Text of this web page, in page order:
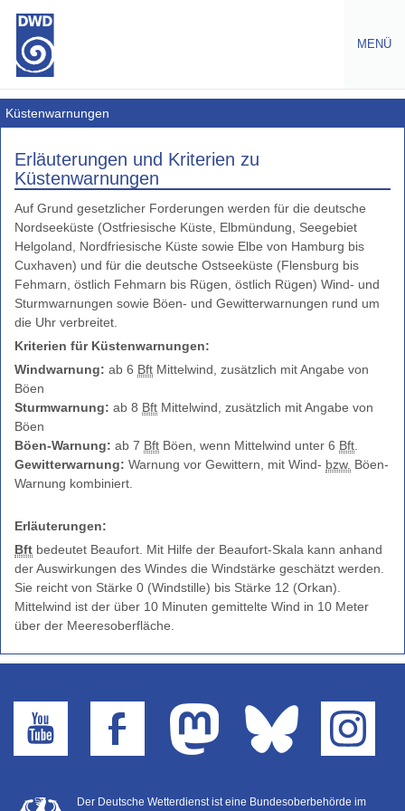
MENÜ
Warnungen
Amtliche
Warnungen
Europa
Gefahrenindizes
Gesundheit
Gefahrenindizes
-
(Wald-,
Grasbrand)
Warnindizes
Landwirtschaft
Farbskala
Unwetterwarnkriterien
Wetterwarnkriterien
Küstenwarnungen
Hitze-
und
UV-
Warnungen
Windwarnskala
Hochwasserzentralen
Partner
Küstenwarnungen
Erläuterungen und Kriterien zu
Küstenwarnungen
Auf Grund gesetzlicher Forderungen werden für die deutsche
Nordseeküste (Ostfriesische Küste, Elbmündung, Seegebiet
Helgoland, Nordfriesische Küste sowie Elbe von Hamburg bis
Cuxhaven) und für die deutsche Ostseeküste (Flensburg bis
Fehmarn, östlich Fehmarn bis Rügen, östlich Rügen) Wind- und
Sturmwarnungen sowie Böen- und Gewitterwarnungen rund um
die Uhr verbreitet.
Kriterien für Küstenwarnungen:
Windwarnung: ab 6 Bft Mittelwind, zusätzlich mit Angabe von
Böen
Sturmwarnung: ab 8 Bft Mittelwind, zusätzlich mit Angabe von
Böen
Böen-Warnung: ab 7 Bft Böen, wenn Mittelwind unter 6 Bft
Gewitterwarnung: Warnung vor Gewittern, mit Wind- bzw. Böen-
Warnung kombiniert.
Erläuterungen:
Bft bedeutet Beaufort. Mit Hilfe der Beaufort-Skala kann anhand
der Auswirkungen des Windes die Windstärke geschätzt werden.
Sie reicht von Stärke 0 (Windstille) bis Stärke 12 (Orkan).
Mittelwind ist der über 10 Minuten gemittelte Wind in 10 Meter
über der Meeresoberfläche.
Der Deutsche Wetterdienst ist eine Bundesoberbehörde im